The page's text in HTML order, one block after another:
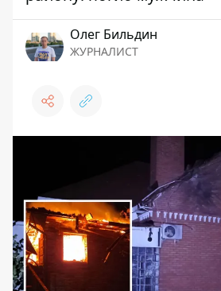
Олег Бильдин
ЖУРНАЛИСТ